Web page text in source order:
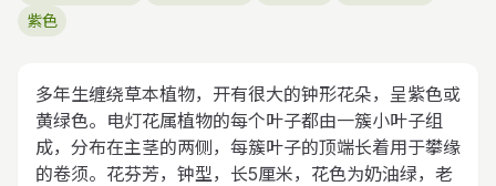
紫色
多年生缠绕草本植物，开有很大的钟形花朵，呈紫色或
黄绿色。电灯花属植物的每个叶子都由一簇小叶子组
成，分布在主茎的两侧，每簇叶子的顶端长着用于攀缘
的卷须。花芬芳，钟型，长5厘米，花色为奶油绿，老